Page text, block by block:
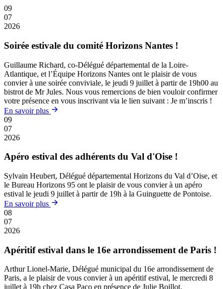
09
07
2026
Soirée estivale du comité Horizons Nantes !
Guillaume Richard, co-Délégué départemental de la Loire-
Atlantique, et l’Équipe Horizons Nantes ont le plaisir de vous
convier à une soirée conviviale, le jeudi 9 juillet à partir de 19h00 au
bistrot de Mr Jules. Nous vous remercions de bien vouloir confirmer
votre présence en vous inscrivant via le lien suivant : Je m’inscris !
En savoir plus
09
07
2026
Apéro estival des adhérents du Val d'Oise !
Sylvain Heubert, Délégué départemental Horizons du Val d’Oise, et
le Bureau Horizons 95 ont le plaisir de vous convier à un apéro
estival le jeudi 9 juillet à partir de 19h à la Guinguette de Pontoise.
En savoir plus
08
07
2026
Apéritif estival dans le 16e arrondissement de Paris !
Arthur Lionel-Marie, Délégué municipal du 16e arrondissement de
Paris, a le plaisir de vous convier à un apéritif estival, le mercredi 8
juillet à 19h chez Casa Paco en présence de Julie Boillot,